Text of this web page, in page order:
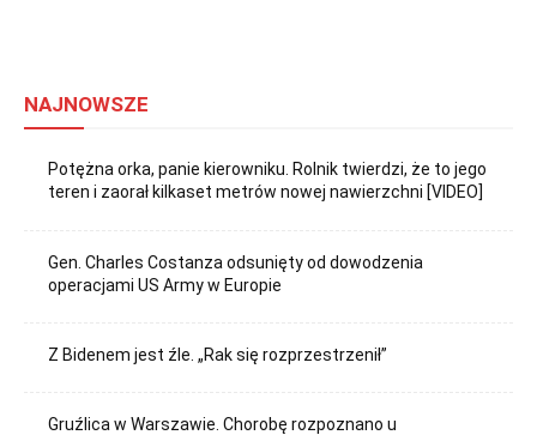
NAJNOWSZE
Potężna orka, panie kierowniku. Rolnik twierdzi, że to jego
teren i zaorał kilkaset metrów nowej nawierzchni [VIDEO]
Gen. Charles Costanza odsunięty od dowodzenia
operacjami US Army w Europie
Z Bidenem jest źle. „Rak się rozprzestrzenił”
Gruźlica w Warszawie. Chorobę rozpoznano u